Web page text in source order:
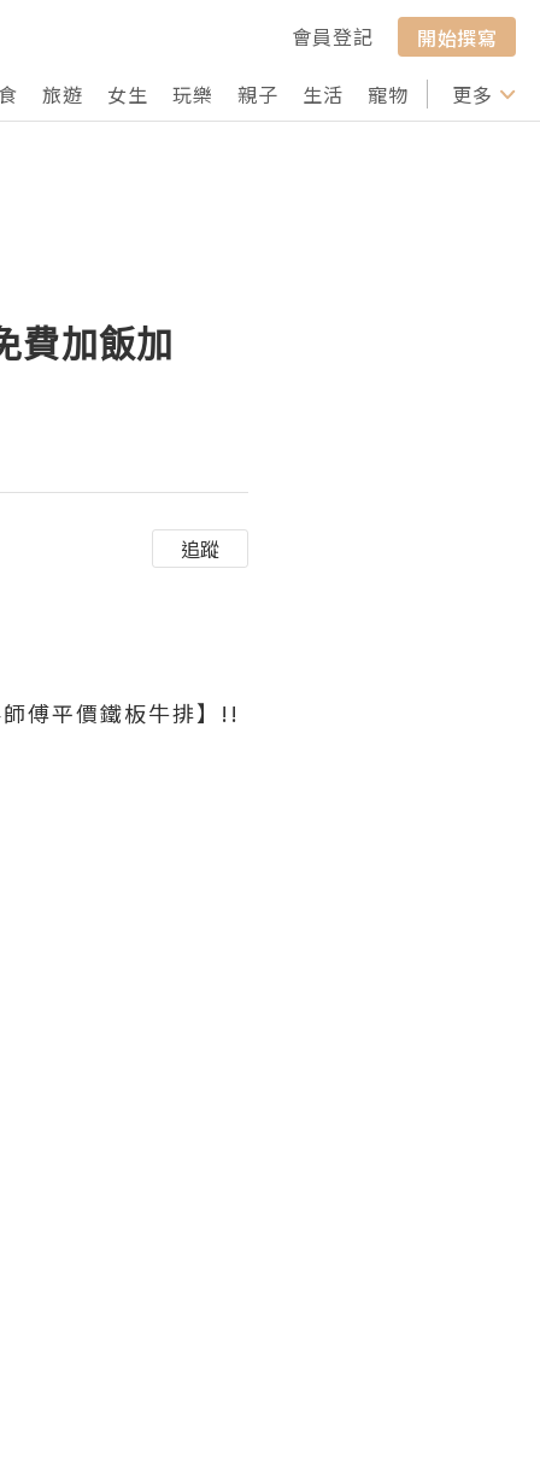
會員登記
開始撰寫
旅遊 女生 玩樂 親子 生活 寵物 行山 打卡
更多
費加飯加
追蹤
傅平價鐵板牛排】!!